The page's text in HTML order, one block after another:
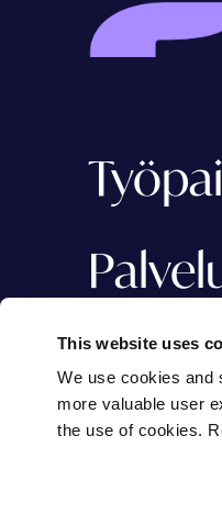
This website uses
We use cookies and
more valuable user
the use of cookies.